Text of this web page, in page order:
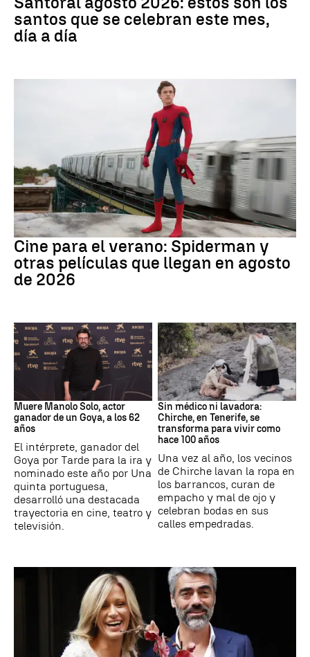
santos que se celebran este mes,
día a día
Cine
Cine para el verano: Spiderman y
otras películas que llegan en agosto
de 2026
Actor
Muere Manolo Solo, actor
ganador de un Goya, a los 62
años
El intérprete, ganador del
Goya por Tarde para la ira y
nominado este año por Una
quinta portuguesa,
desarrolló una destacada
trayectoria en cine, teatro y
televisión.
Canarias
Sin médico ni lavadora:
Chirche, en Tenerife, se
transforma para vivir como
hace 100 años
Una vez al año, los vecinos
de Chirche lavan la ropa en
los barrancos, curan de
empacho y mal de ojo y
celebran bodas en sus
calles empedradas.